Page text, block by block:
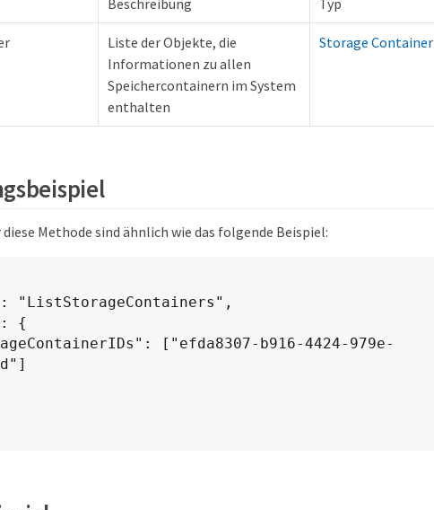
Liste der Objekte, die
Informationen zu allen
Speichercontainern im System
enthalten
Storage Container
Methode sind ähnlich wie das folgende Beispiel: